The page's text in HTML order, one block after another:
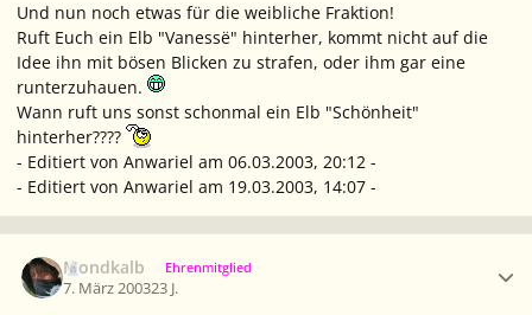
Und nun noch etwas für die weibliche Fraktion!
Ruft Euch ein Elb "Vanessë" hinterher, kommt nicht auf die
Idee ihn mit bösen Blicken zu strafen, oder ihm gar eine
runterzuhauen.
Wann ruft uns sonst schonmal ein Elb "Schönheit"
hinterher????
- Editiert von Anwariel am 06.03.2003, 20:12 -
- Editiert von Anwariel am 19.03.2003, 14:07 -
Mondkalb Ehrenmitglied
7. März 200323 J.